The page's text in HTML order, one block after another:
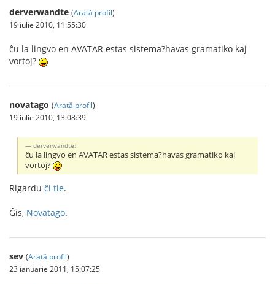
derverwandte (Arată profil)
19 iulie 2010, 11:55:30
ĉu la lingvo en AVATAR estas sistema?havas gramatiko kaj
vortoj?
novatago (Arată profil)
19 iulie 2010, 13:08:39
derverwandte:
ĉu la lingvo en AVATAR estas sistema?havas gramatiko kaj
vortoj?
Rigardu ĉi tie.
Ĝis, Novatago.
sev (Arată profil)
23 ianuarie 2011, 15:07:25